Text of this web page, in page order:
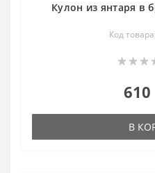
Кулон из янтаря в
Код
610
В